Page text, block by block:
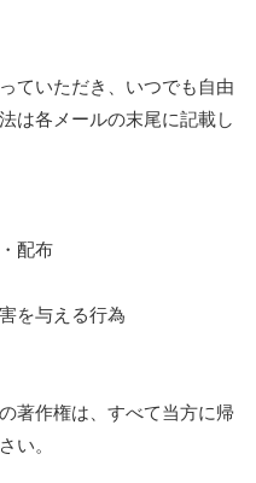
ていただき、いつでも自由
は各メールの末尾に記載し
配布
を与える行為
著作権は、すべて当方に帰
い。